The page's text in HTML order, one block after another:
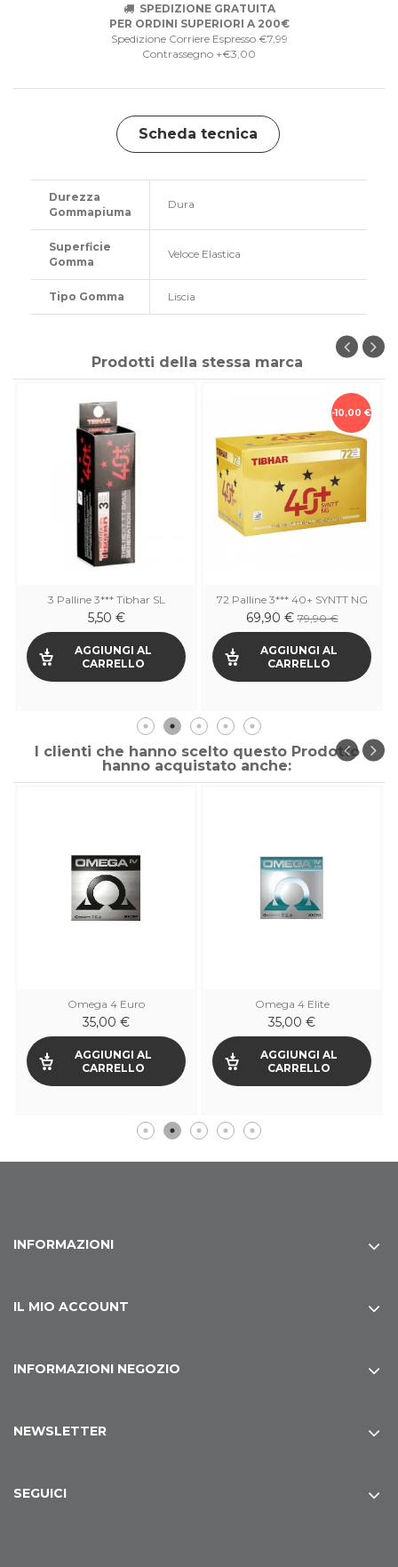
SPEDIZIONE GRATUITA
PER ORDINI SUPERIORI A 200€
Spedizione Corriere Espresso €7,99
Contrassegno +€3,00
Scheda tecnica
Durezza
Gommapiuma
Dura
Superficie
Gomma
Veloce Elastica
Tipo Gomma Liscia
Prodotti della stessa marca
3 Palline 3*** Tibhar SL
5,50 €
AGGIUNGI AL
CARRELLO
-10,00 €
72 Palline 3*** 40+ SYNTT NG
69,90 €79,90 €
AGGIUNGI AL
CARRELLO
I clienti che hanno scelto questo Prodotto
hanno acquistato anche:
Omega 4 Euro
35,00 €
AGGIUNGI AL
CARRELLO
Omega 4 Elite
35,00 €
AGGIUNGI AL
CARRELLO
INFORMAZIONI
IL MIO ACCOUNT
INFORMAZIONI NEGOZIO
NEWSLETTER
SEGUICI